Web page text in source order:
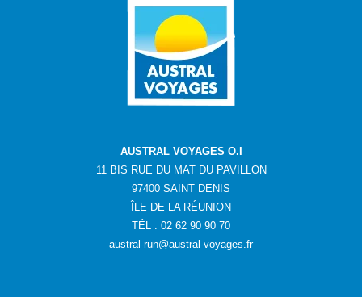
AUSTRAL VOYAGES O.I
11 BIS RUE DU MAT DU PAVILLON
97400 SAINT DENIS
ÎLE DE LA RÉUNION
TÉL : 02 62 90 90 70
austral-run@austral-voyages.fr